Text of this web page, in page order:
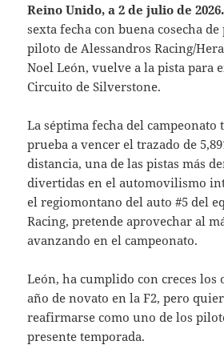
Reino Unido, a 2 de julio de
sexta fecha con buena cosecha
piloto de Alessandros Racing/
Noel León, vuelve a la pista para
Circuito de Silverstone.
La séptima fecha del campeonato
prueba a vencer el trazado de
distancia, una de las pistas más
divertidas en el automovilismo
el regiomontano del auto #5 del
Racing, pretende aprovechar al
avanzando en el campeonato.
León, ha cumplido con creces los
año de novato en la F2, pero
reafirmarse como uno de los
presente temporada.